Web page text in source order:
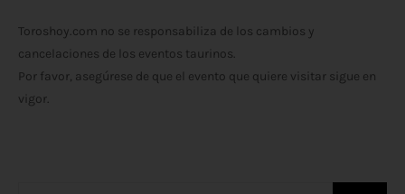
Toroshoy.com no se responsabiliza de los cambios y
cancelaciones de los eventos taurinos.
Por favor, asegúrese de que el evento que quiere visitar sigue en
vigor.